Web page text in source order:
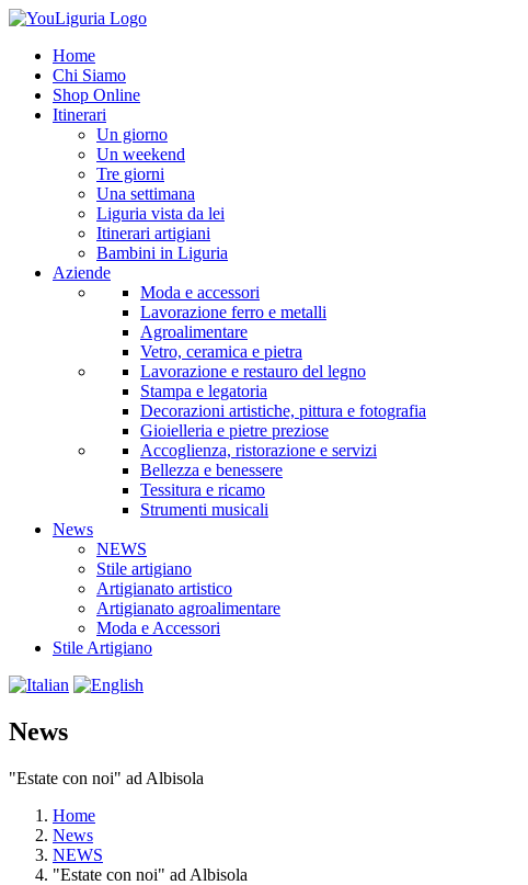
Home
Chi Siamo
Shop Online
Itinerari
Un giorno
Un weekend
Tre giorni
Una settimana
Liguria vista da lei
Itinerari artigiani
Bambini in Liguria
Aziende
Moda e accessori
Lavorazione ferro e metalli
Agroalimentare
Vetro, ceramica e pietra
Lavorazione e restauro del legno
Stampa e legatoria
Decorazioni artistiche, pittura e fotografia
Gioielleria e pietre preziose
Accoglienza, ristorazione e servizi
Bellezza e benessere
Tessitura e ricamo
Strumenti musicali
News
NEWS
Stile artigiano
Artigianato artistico
Artigianato agroalimentare
Moda e Accessori
Stile Artigiano
News
"Estate con noi" ad Albisola
Home
News
NEWS
"Estate con noi" ad Albisola